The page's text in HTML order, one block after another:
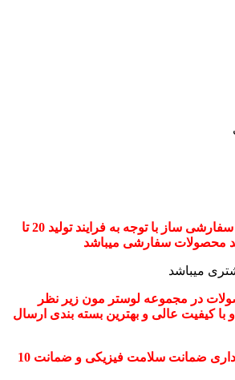
زمان تحویل محصولات سفارشی ساز با توجه به فرایند تولید 20 تا
میباشد
در مجموعه لوستر مون زیر نظر
با کیفیت عالی و بهترین بسته بندی ارسال
محصولات لوستر مون داری ضمانت سلامت فیزیکی و ضمانت 10